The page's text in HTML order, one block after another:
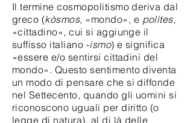
Il termine cosmopolitismo deriva dal
greco (kòsmos, «mondo», e polìtes,
«cittadino«, cui si aggiunge il
suffisso italiano -ismo) e significa
«essere e/o sentirsi cittadini del
mondo». Questo sentimento diventa
un modo di pensare che si diffonde
nel Settecento, quando gli uomini si
riconoscono uguali per diritto (o
legge di natura), al di là delle